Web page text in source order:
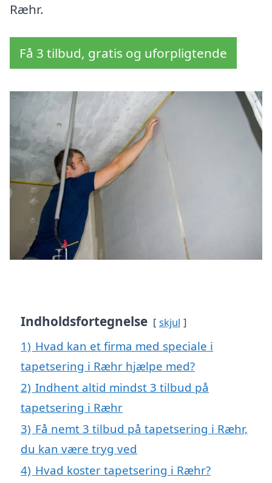
Ræhr.
Få 3 tilbud, gratis og uforpligtende
Indholdsfortegnelse skjul
1) Hvad kan et firma med speciale i
tapetsering i Ræhr hjælpe med?
2) Indhent altid mindst 3 tilbud på
tapetsering i Ræhr
3) Få nemt 3 tilbud på tapetsering i Ræhr,
du kan være tryg ved
4) Hvad koster tapetsering i Ræhr?